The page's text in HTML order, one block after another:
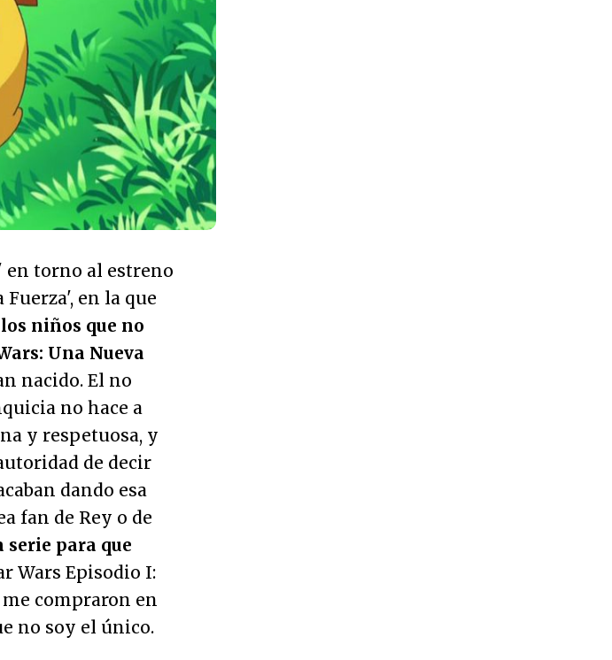
en torno al estreno
en la que
niños que no
Una Nueva
nacido. El no
no hace a
y respetuosa, y
de decir
dando esa
fan de Rey o de
serie para que
Wars Episodio I:
compraron en
no soy el único.